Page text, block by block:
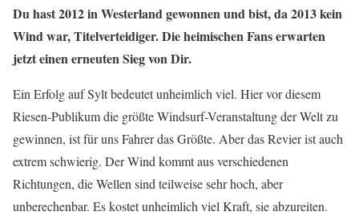
Du hast 2012 in Westerland gewonnen und bist, da 2013 kein
Wind war, Titelverteidiger. Die heimischen Fans erwarten
jetzt einen erneuten Sieg von Dir.
Ein Erfolg auf Sylt bedeutet unheimlich viel. Hier vor diesem
Riesen-Publikum die größte Windsurf-Veranstaltung der Welt zu
gewinnen, ist für uns Fahrer das Größte. Aber das Revier ist auch
extrem schwierig. Der Wind kommt aus verschiedenen
Richtungen, die Wellen sind teilweise sehr hoch, aber
unberechenbar. Es kostet unheimlich viel Kraft, sie abzureiten.